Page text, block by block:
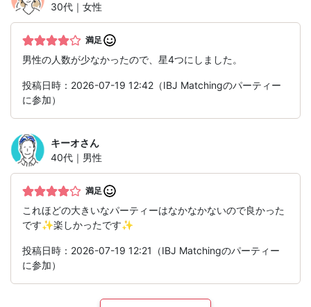
30代｜女性
満足
男性の人数が少なかったので、星4つにしました。
投稿日時：2026-07-19 12:42（IBJ Matchingのパーティー
に参加）
キーオさん
40代｜男性
満足
これほどの大きいなパーティーはなかなかないので良かった
です✨楽しかったです✨
投稿日時：2026-07-19 12:21（IBJ Matchingのパーティー
に参加）